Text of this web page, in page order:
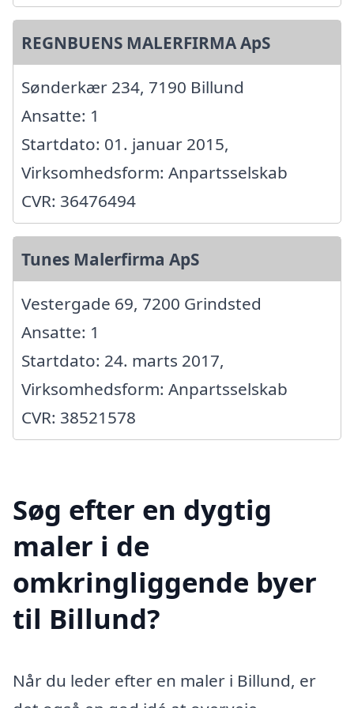
REGNBUENS MALERFIRMA ApS
Sønderkær 234, 7190 Billund
Ansatte: 1
Startdato: 01. januar 2015,
Virksomhedsform: Anpartsselskab
CVR: 36476494
Tunes Malerfirma ApS
Vestergade 69, 7200 Grindsted
Ansatte: 1
Startdato: 24. marts 2017,
Virksomhedsform: Anpartsselskab
CVR: 38521578
Søg efter en dygtig
maler i de
omkringliggende byer
til Billund?
Når du leder efter en maler i Billund, er